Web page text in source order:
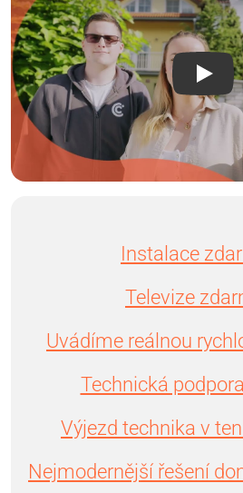
Instalace
Televize
Uvádíme reálnou
Technická
Výjezd technika v
Nejmodernější řešení